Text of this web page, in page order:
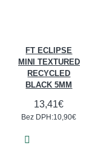
FT ECLIPSE
MINI TEXTURED
RECYCLED
BLACK 5MM
13,41€
Bez DPH:10,90€